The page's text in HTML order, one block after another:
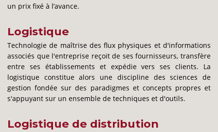
un prix fixé à l’avance.
Logistique
Technologie de maîtrise des flux physiques et d'informations
associés que l'entreprise reçoit de ses fournisseurs, transfère
entre ses établissements et expédie vers ses clients. La
logistique constitue alors une discipline des sciences de
gestion fondée sur des paradigmes et concepts propres et
s'appuyant sur un ensemble de techniques et d'outils.
Logistique de distribution